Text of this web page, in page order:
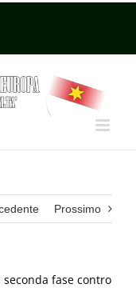
Prossimo
seconda fase contro